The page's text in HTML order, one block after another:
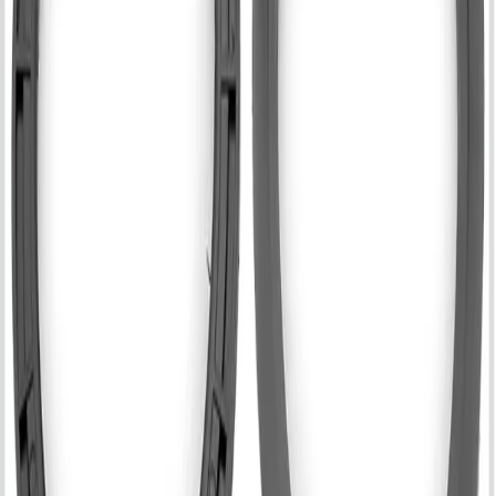
Установочные аксессуары
Установочные аксессуары
Популярные